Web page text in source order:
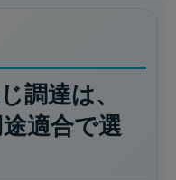
調達は、
適合で選